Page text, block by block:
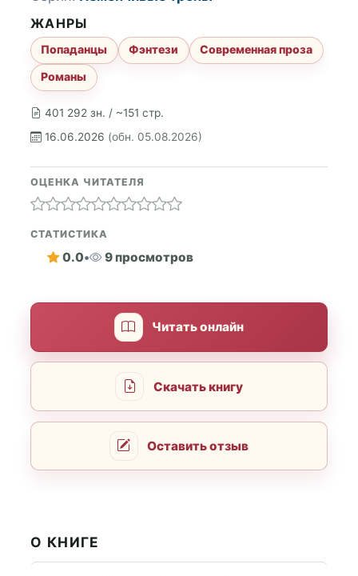
401 292 зн. / ~151 стр.
16.06.2026 (обн. 05.08.2026)
ЖАНРЫ
Попаданцы Фэнтези
Современная проза
Романы
ОЦЕНКА ЧИТАТЕЛЯ
СТАТИСТИКА
0.0• 9 просмотров
Читать онлайн
Скачать книгу
Оставить отзыв
О КНИГЕ